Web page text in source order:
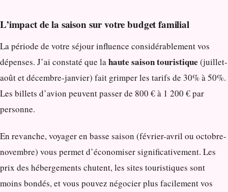
L’impact de la saison sur votre budget familial
La période de votre séjour influence considérablement vos
dépenses. J’ai constaté que lahaute saison touristique (juillet-
août et décembre-janvier) fait grimper les tarifs de 30% à 50%.
Les billets d’avion peuvent passer de 800 € à 1 200 € par
personne.
En revanche, voyager en basse saison (février-avril ou octobre-
novembre) vous permet d’économiser significativement. Les
prix des hébergements chutent, les sites touristiques sont
moins bondés, et vous pouvez négocier plus facilement vos